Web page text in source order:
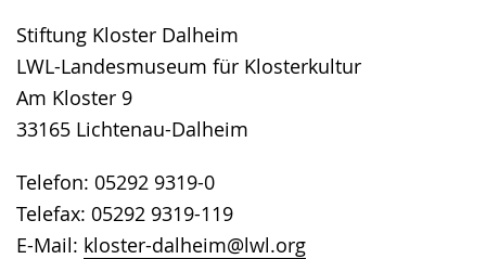
Stiftung Kloster Dalheim
LWL-Landesmuseum für Klosterkultur
Am Kloster 9
33165 Lichtenau-Dalheim
Telefon: 05292 9319-0
Telefax: 05292 9319-119
E-Mail: kloster-dalheim@lwl.org
wechseln.
Deutscher
Gebärdensprache
wird
angezeigt.